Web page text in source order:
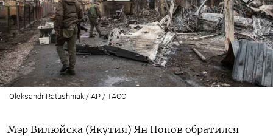
Oleksandr Ratushniak / AP / ТАСС
Мэр Вилюйска (Якутия) Ян Попов обратился